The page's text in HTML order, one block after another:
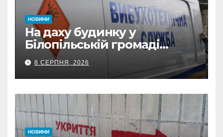
НОВИНИ
На даху будинку у
Білопільській громаді
знайшли 120-мм міну
8 СЕРПНЯ, 2026
НОВИНИ